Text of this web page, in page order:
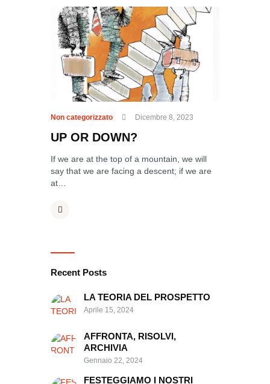
Non categorizzato Dicembre 8, 2023
UP OR DOWN?
If we are at the top of a mountain, we will
say that we are facing a descent; if we are
at…
Recent Posts
LA TEORIA DEL PROSPETTO
Aprile 15, 2024
AFFRONTA, RISOLVI,
ARCHIVIA
Gennaio 22, 2024
FESTEGGIAMO I NOSTRI